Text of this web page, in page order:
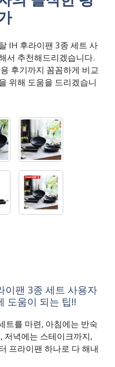
IH 후라이팬 3종 세트 사
서 추천해드리겠습니다.
후기까지 꼼꼼하게 비교
위해 도움을 드리겠습니
이팬 3종 세트 사용자
도움이 되는 팁!!
트를 마련, 아침에는 반숙
저녁에는 스테이크까지,
프라이팬 하나로 다 해내